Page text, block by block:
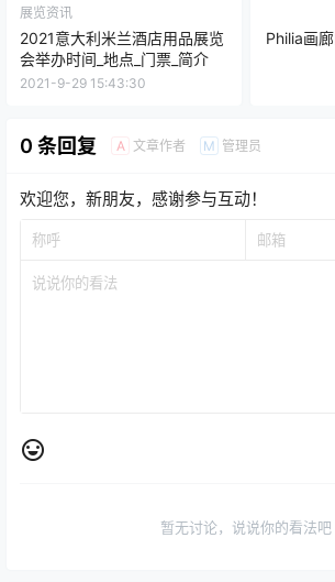
展览资讯
2021意大利米兰酒店用品展览
会举办时间_地点_门票_简介
2021-9-29 15:43:30
Philia画
0 条回复 A 文章作者 M 管理员
欢迎您，新朋友，感谢参与互动！
暂无讨论，说说你的看法吧